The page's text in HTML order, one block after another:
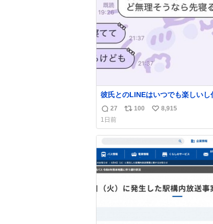
ト
数
数
彼氏とのLINEはいつでも楽しいし
ての頃の嬉しかったLINEは無限に
棲前は1日で各50通くらい送りあっ
近嬉しかったのはこれ
返
信
数
27
リ
ス
数
100
い
ね
8,915
1日前